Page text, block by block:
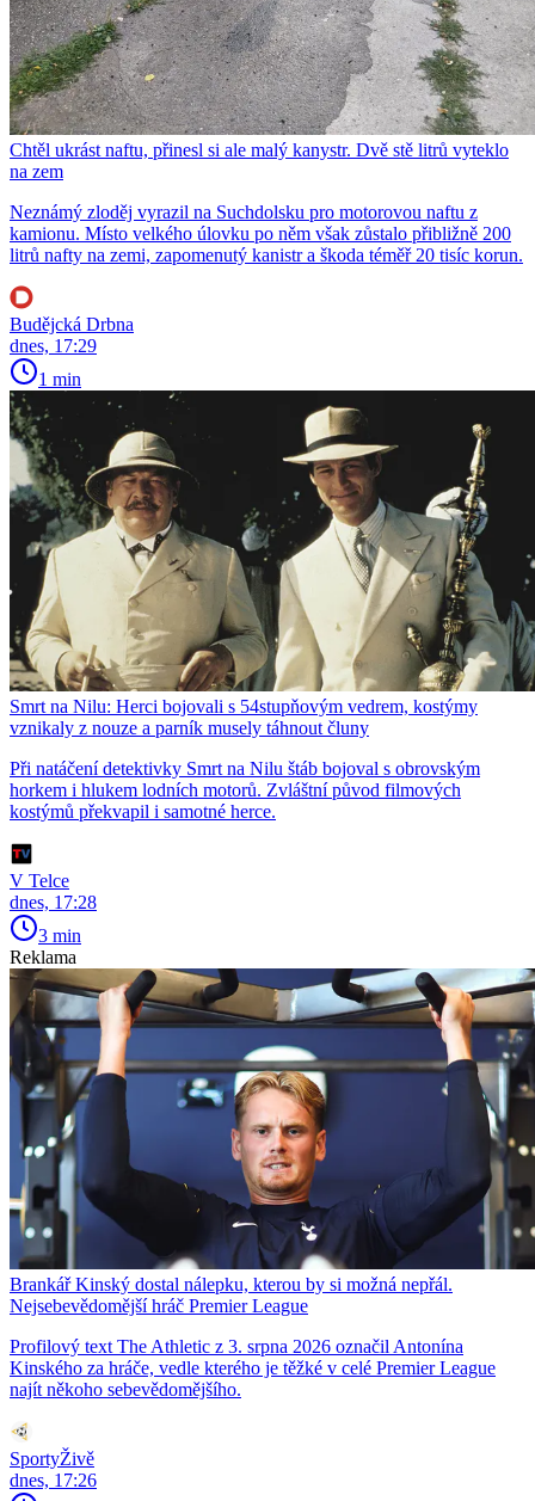
Chtěl ukrást naftu, přinesl si ale malý kanystr. Dvě stě litrů vyteklo
na zem
Neznámý zloděj vyrazil na Suchdolsku pro motorovou naftu z
kamionu. Místo velkého úlovku po něm však zůstalo přibližně 200
litrů nafty na zemi, zapomenutý kanistr a škoda téměř 20 tisíc korun.
Budějcká Drbna
dnes, 17:29
1 min
Smrt na Nilu: Herci bojovali s 54stupňovým vedrem, kostýmy
vznikaly z nouze a parník musely táhnout čluny
Při natáčení detektivky Smrt na Nilu štáb bojoval s obrovským
horkem i hlukem lodních motorů. Zvláštní původ filmových
kostýmů překvapil i samotné herce.
V Telce
dnes, 17:28
3 min
Reklama
Brankář Kinský dostal nálepku, kterou by si možná nepřál.
Nejsebevědomější hráč Premier League
Profilový text The Athletic z 3. srpna 2026 označil Antonína
Kinského za hráče, vedle kterého je těžké v celé Premier League
najít někoho sebevědomějšího.
SportyŽivě
dnes, 17:26